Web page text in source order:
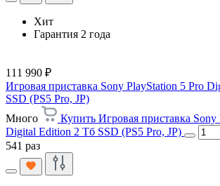
Хит
Гарантия 2 года
111 990 ₽
Игровая приставка Sony PlayStation 5 Pro
SSD (PS5 Pro, JP)
Много
Купить Игровая приставка Sony
Digital Edition 2 Тб SSD (PS5 Pro, JP)
541 раз